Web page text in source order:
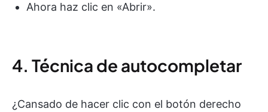
Ahora haz clic en «Abrir».
4. Técnica de autocompletar
¿Cansado de hacer clic con el botón derecho